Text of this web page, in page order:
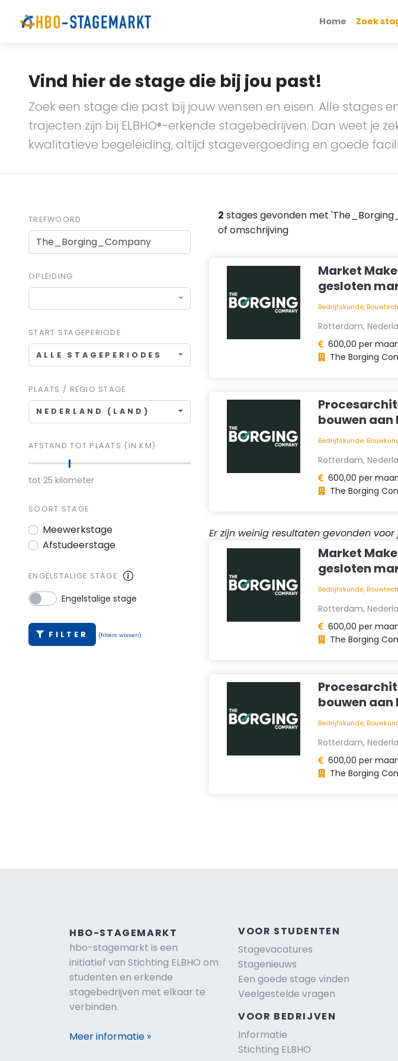
Home Zoek
Vind hier de stage die bij jou past!
Zoek een stage die past bij jouw wensen en eisen. Alle stages
trajecten zijn bij ELBHO®-erkende stagebedrijven. Dan weet je
kwalitatieve begeleiding, altijd stagevergoeding en goede
TREFWOORD
OPLEIDING
START STAGEPERIODE
ALLE STAGEPERIODES
PLAATS / REGIO STAGE
NEDERLAND (LAND)
AFSTAND TOT PLAATS (IN KM)
tot 25 kilometer
SOORT STAGE
Meewerkstage
Afstudeerstage
ENGELSTALIGE STAGE
Engelstalige stage
FILTER (filters wissen)
2 stages gevonden met
of omschrijving
Market
gesloten
Bedrijfskunde,
Rotterdam,
600,00 per
The Borging
bouwen
Bedrijfskunde,
Rotterdam,
600,00 per
The Borging
Er zijn weinig resultaten gevonden
Market
gesloten
Bedrijfskunde,
Rotterdam,
600,00 per
The Borging
bouwen
Bedrijfskunde,
Rotterdam,
600,00 per
The Borging
HBO-STAGEMARKT
hbo-stagemarkt is een
initiatief van Stichting ELBHO om
studenten en erkende
stagebedrijven met elkaar te
verbinden.
Meer informatie »
VOOR STUDENTEN
Stagevacatures
Stagenieuws
Een goede stage vinden
Veelgestelde vragen
VOOR BEDRIJVEN
Informatie
Stichting ELBHO